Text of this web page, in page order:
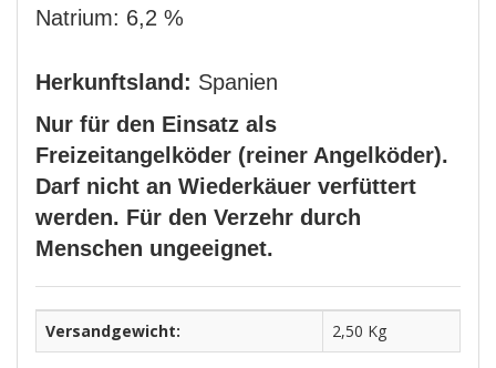
Natrium: 6,2 %
Herkunftsland: Spanien
Nur für den Einsatz als
Freizeitangelköder (reiner Angelköder).
Darf nicht an Wiederkäuer verfüttert
werden. Für den Verzehr durch
Menschen ungeeignet.
Versandgewicht: 2,50 Kg